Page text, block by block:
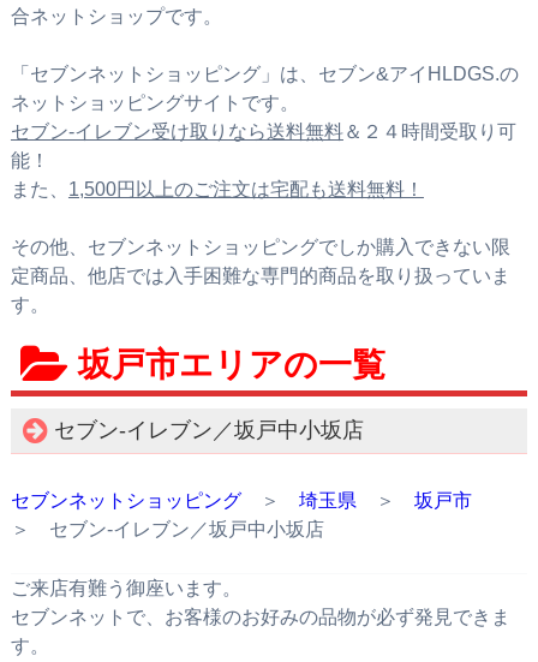
合ネットショップです。
「セブンネットショッピング」は、セブン&アイHLDGS.の
ネットショッピングサイトです。
セブン‐イレブン受け取りなら送料無料＆２４時間受取り可
能！
また、 1,500円以上のご注文は宅配も送料無料！
その他、セブンネットショッピングでしか購入できない限
定商品、他店では入手困難な専門的商品を取り扱っていま
す。
坂戸市エリアの一覧
セブン‐イレブン／坂戸中小坂店
セブンネットショッピング＞ 埼玉県 ＞ 坂戸市
＞ セブン‐イレブン／坂戸中小坂店
ご来店有難う御座います。
セブンネットで、お客様のお好みの品物が必ず発見できま
す。